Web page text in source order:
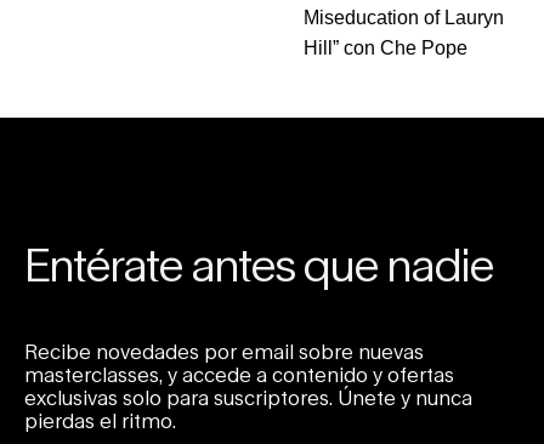
Miseducation of Lauryn
Hill” con Che Pope
Entérate antes que nadie
Recibe novedades por email sobre nuevas
masterclasses, y accede a contenido y ofertas
exclusivas solo para suscriptores. Únete y nunca
pierdas el ritmo.